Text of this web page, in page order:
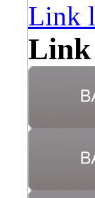
Link
Link